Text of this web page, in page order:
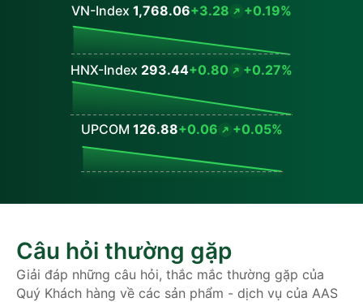
VN-Index 1,768.06+3.28 +0.19%
HNX-Index 293.44+0.80 +0.27%
UPCOM 126.88+0.06 +0.05%
Câu hỏi thường gặp
Giải đáp những câu hỏi, thắc mắc thường gặp của
Quý Khách hàng về các sản phẩm - dịch vụ của AAS